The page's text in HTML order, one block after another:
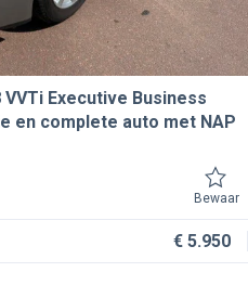
VVTi Executive Business
en complete auto met NAP
Bewaar
€ 5.950